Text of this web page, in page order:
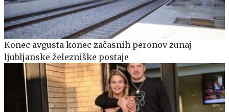
Konec avgusta konec začasnih peronov zunaj
ljubljanske železniške postaje